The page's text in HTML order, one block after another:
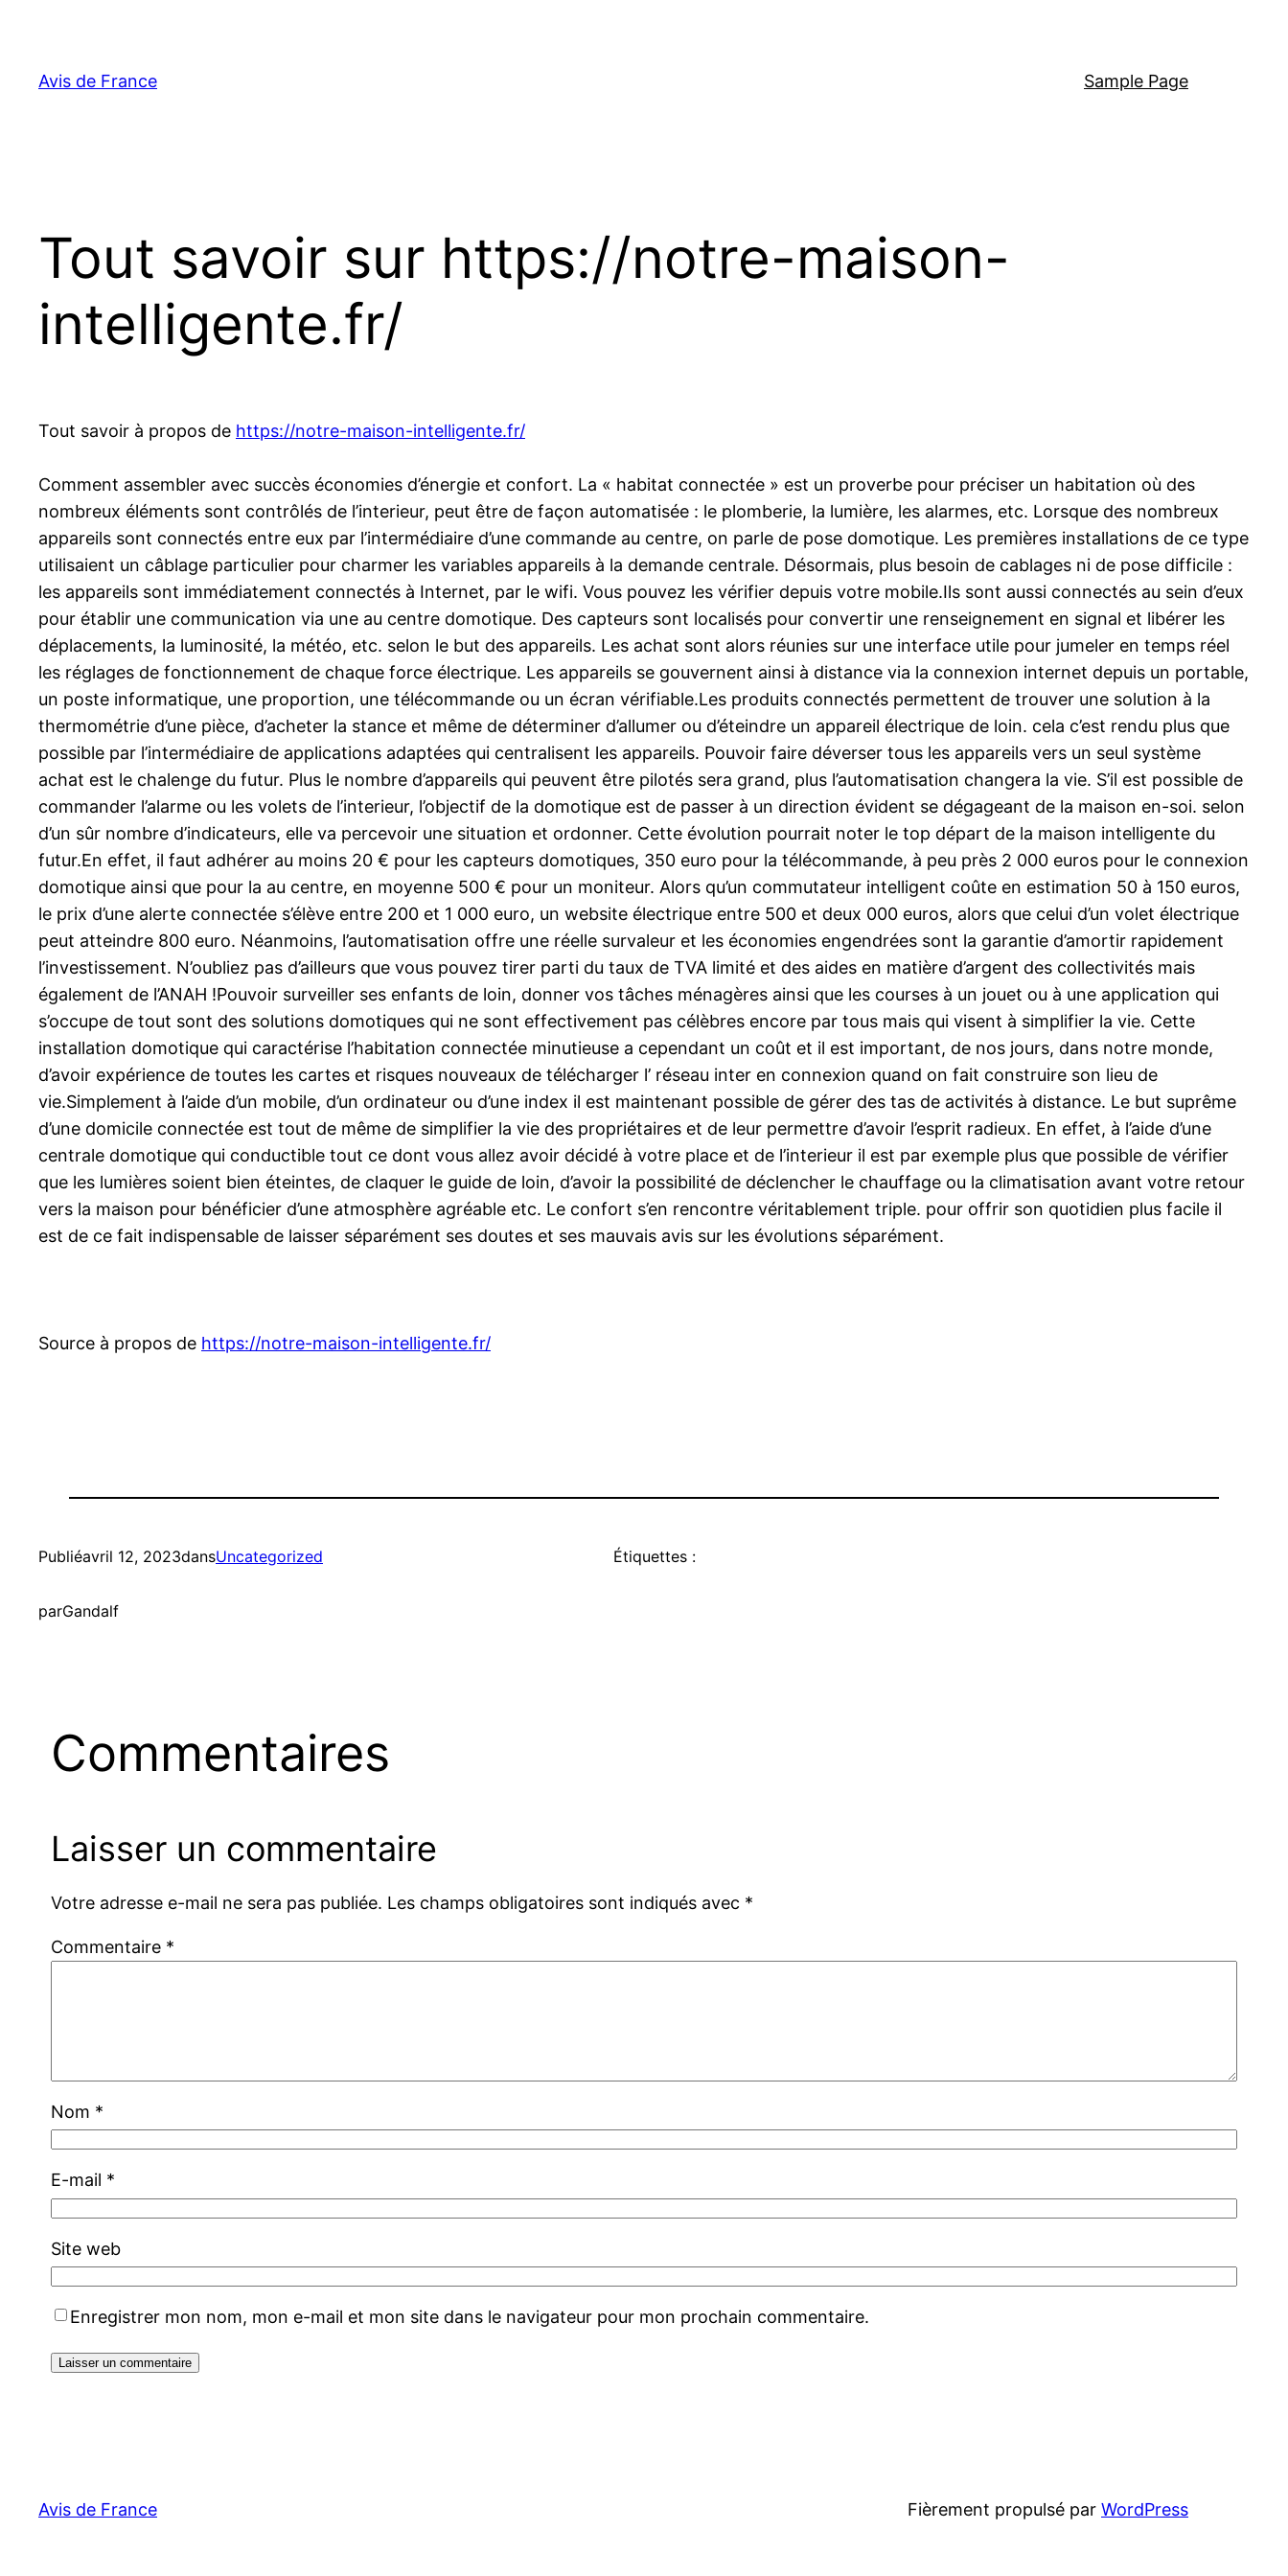
contenu
Avis de France Sample Page
Tout savoir sur https://notre-maison-
intelligente.fr/
Tout savoir à propos de https://notre-maison-intelligente.fr/
Comment assembler avec succès économies d’énergie et confort. La « habitat connectée » est un proverbe pour préciser un habitation où des
nombreux éléments sont contrôlés de l’interieur, peut être de façon automatisée : le plomberie, la lumière, les alarmes, etc. Lorsque des nombreux
appareils sont connectés entre eux par l’intermédiaire d’une commande au centre, on parle de pose domotique. Les premières installations de ce type
utilisaient un câblage particulier pour charmer les variables appareils à la demande centrale. Désormais, plus besoin de cablages ni de pose difficile :
les appareils sont immédiatement connectés à Internet, par le wifi. Vous pouvez les vérifier depuis votre mobile.Ils sont aussi connectés au sein d’eux
pour établir une communication via une au centre domotique. Des capteurs sont localisés pour convertir une renseignement en signal et libérer les
déplacements, la luminosité, la météo, etc. selon le but des appareils. Les achat sont alors réunies sur une interface utile pour jumeler en temps réel
les réglages de fonctionnement de chaque force électrique. Les appareils se gouvernent ainsi à distance via la connexion internet depuis un portable,
un poste informatique, une proportion, une télécommande ou un écran vérifiable.Les produits connectés permettent de trouver une solution à la
thermométrie d’une pièce, d’acheter la stance et même de déterminer d’allumer ou d’éteindre un appareil électrique de loin. cela c’est rendu plus que
possible par l’intermédiaire de applications adaptées qui centralisent les appareils. Pouvoir faire déverser tous les appareils vers un seul système
achat est le chalenge du futur. Plus le nombre d’appareils qui peuvent être pilotés sera grand, plus l’automatisation changera la vie. S’il est possible de
commander l’alarme ou les volets de l’interieur, l’objectif de la domotique est de passer à un direction évident se dégageant de la maison en-soi. selon
d’un sûr nombre d’indicateurs, elle va percevoir une situation et ordonner. Cette évolution pourrait noter le top départ de la maison intelligente du
futur.En effet, il faut adhérer au moins 20 € pour les capteurs domotiques, 350 euro pour la télécommande, à peu près 2 000 euros pour le connexion
domotique ainsi que pour la au centre, en moyenne 500 € pour un moniteur. Alors qu’un commutateur intelligent coûte en estimation 50 à 150 euros,
le prix d’une alerte connectée s’élève entre 200 et 1 000 euro, un website électrique entre 500 et deux 000 euros, alors que celui d’un volet électrique
peut atteindre 800 euro. Néanmoins, l’automatisation offre une réelle survaleur et les économies engendrées sont la garantie d’amortir rapidement
l’investissement. N’oubliez pas d’ailleurs que vous pouvez tirer parti du taux de TVA limité et des aides en matière d’argent des collectivités mais
également de l’ANAH !Pouvoir surveiller ses enfants de loin, donner vos tâches ménagères ainsi que les courses à un jouet ou à une application qui
s’occupe de tout sont des solutions domotiques qui ne sont effectivement pas célèbres encore par tous mais qui visent à simplifier la vie. Cette
installation domotique qui caractérise l’habitation connectée minutieuse a cependant un coût et il est important, de nos jours, dans notre monde,
d’avoir expérience de toutes les cartes et risques nouveaux de télécharger l’ réseau inter en connexion quand on fait construire son lieu de
vie.Simplement à l’aide d’un mobile, d’un ordinateur ou d’une index il est maintenant possible de gérer des tas de activités à distance. Le but suprême
d’une domicile connectée est tout de même de simplifier la vie des propriétaires et de leur permettre d’avoir l’esprit radieux. En effet, à l’aide d’une
centrale domotique qui conductible tout ce dont vous allez avoir décidé à votre place et de l’interieur il est par exemple plus que possible de vérifier
que les lumières soient bien éteintes, de claquer le guide de loin, d’avoir la possibilité de déclencher le chauffage ou la climatisation avant votre retour
vers la maison pour bénéficier d’une atmosphère agréable etc. Le confort s’en rencontre véritablement triple. pour offrir son quotidien plus facile il
est de ce fait indispensable de laisser séparément ses doutes et ses mauvais avis sur les évolutions séparément.
Source à propos de https://notre-maison-intelligente.fr/
Publiéavril 12, 2023dansUncategorized
parGandalf
Étiquettes :
Commentaires
Laisser un commentaire
Votre adresse e-mail ne sera pas publiée. Les champs obligatoires sont indiqués avec *
Commentaire *
Nom *
E-mail *
Site web
Enregistrer mon nom, mon e-mail et mon site dans le navigateur pour mon prochain commentaire.
Avis de France Fièrement propulsé par WordPress